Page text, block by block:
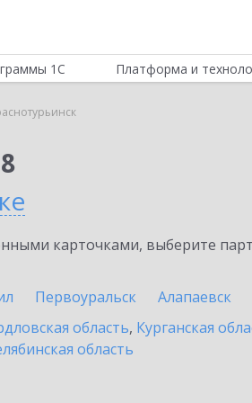
1С Платформа и
карточками, выберите
Первоуральск Алапаевск
область, Курганская
область